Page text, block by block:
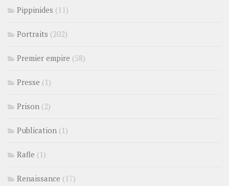
Pippinides (11)
Portraits (202)
Premier empire (58)
Presse (1)
Prison (2)
Publication (1)
Rafle (1)
Renaissance (17)